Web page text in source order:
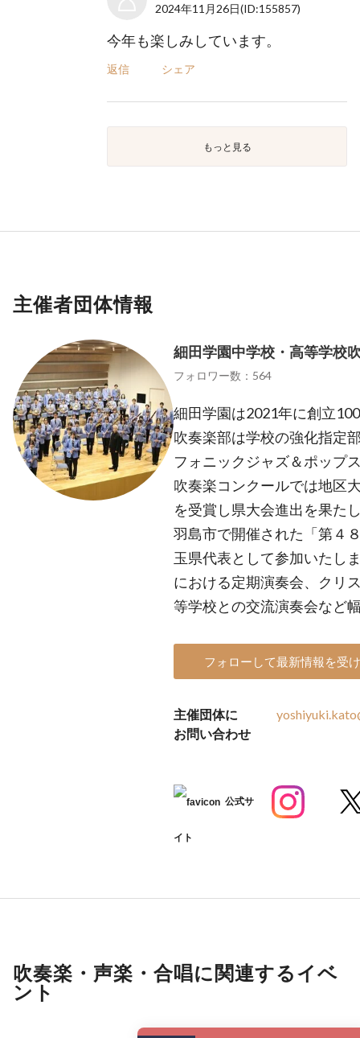
2024年11月26日(ID:155857)
今年も楽しみしています。
返信 シェア
もっと見る
主催者団体情報
細田学園中学校・高等学校
フォロワー数：564
細田学園は2021年に創立
吹奏楽部は学校の強化指定
フォニックジャズ＆ポップ
吹奏楽コンクールでは地区
を受賞し県大会進出を果た
羽島市で開催された「第４
玉県代表として参加いたし
における定期演奏会、クリ
等学校との交流演奏会など
フォローして最新情報を受
主催団体に
お問い合わせ
公式サ
イト
吹奏楽・声楽・合唱に関連するイベ
ント